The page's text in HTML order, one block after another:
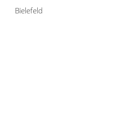
Bielefeld